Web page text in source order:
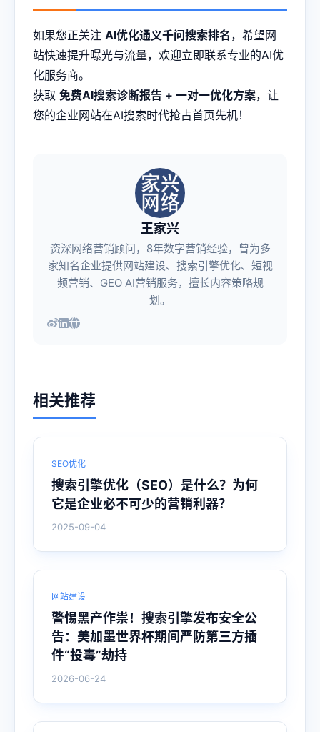
如果您正关注 AI优化通义千问搜索排名 ，希望网
站快速提升曝光与流量，欢迎立即联系专业的AI优
化服务商。
获取 免费AI搜索诊断报告 + 一对一优化方案，让
您的企业网站在AI搜索时代抢占首页先机！
王家兴
资深网络营销顾问，8年数字营销经验，曾为多
家知名企业提供网站建设、搜索引擎优化、短视
频营销、GEO AI营销服务，擅长内容策略规
划。
相关推荐
SEO优化
搜索引擎优化（SEO）是什么？为何
它是企业必不可少的营销利器？
2025-09-04
网站建设
警惕黑产作祟！搜索引擎发布安全公
告：美加墨世界杯期间严防第三方插
件“投毒”劫持
2026-06-24